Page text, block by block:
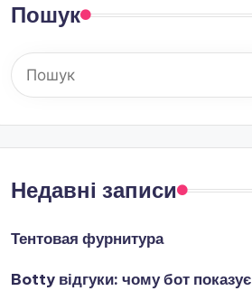
Пошук
Недавні записи
Тентовая фурнитура
Botty відгуки: чому бот показує